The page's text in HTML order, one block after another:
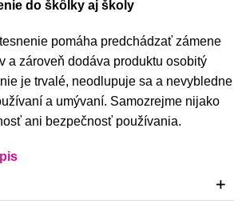
potravín
do škôlky aj školy
pomáha predchádzať zámene
a zároveň dodáva produktu osobitý
je trvalé, neodlupuje sa a nevybledne
a umývaní. Samozrejme nijako
ani bezpečnosť používania.